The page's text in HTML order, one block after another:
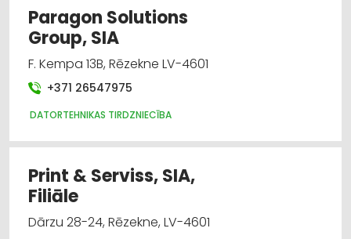
Paragon Solutions
Group, SIA
F. Kempa 13B, Rēzekne LV-4601
+371 26547975
DATORTEHNIKAS TIRDZNIECĪBA
Print & Serviss, SIA,
Filiāle
Dārzu 28-24, Rēzekne, LV-4601